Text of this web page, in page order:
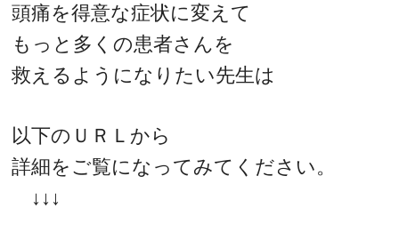
頭痛を得意な症状に変えて
もっと多くの患者さんを
救えるようになりたい先生は
以下のＵＲＬから
詳細をご覧になってみてください。
↓↓↓